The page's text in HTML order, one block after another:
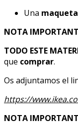
Una maqueta
NOTA
TODO ESTE
que comprar.
Os adjuntamos el
https://
NOTA